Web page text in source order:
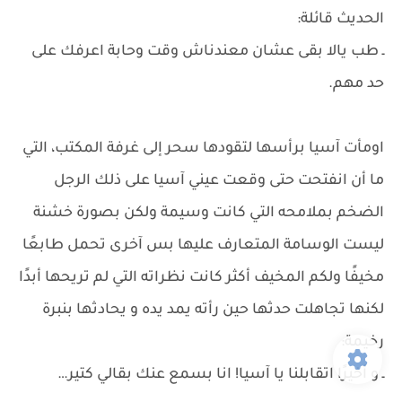
الحديث قائلة:
ـ طب يالا بقى عشان معندناش وقت وحابة اعرفك على
حد مهم.
اومأت آسيا برأسها لتقودها سحر إلى غرفة المكتب، التي
ما أن انفتحت حتى وقعت عيني آسيا على ذلك الرجل
الضخم بملامحه التي كانت وسيمة ولكن بصورة خشنة
ليست الوسامة المتعارف عليها بس آخرى تحمل طابعًا
مخيفًا ولكم المخيف أكثر كانت نظراته التي لم تريحها أبدًا
لكنها تجاهلت حدثها حين رأته يمد يده و يحادثها بنبرة
رخيمة:
ـ و أخيرًا اتقابلنا يا آسيا! انا بسمع عنك بقالي كتير…